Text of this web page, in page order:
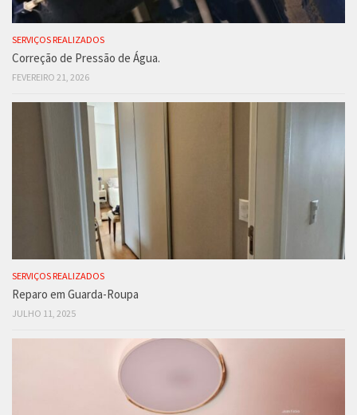
SERVIÇOS REALIZADOS
Correção de Pressão de Água.
FEVEREIRO 21, 2026
SERVIÇOS REALIZADOS
Reparo em Guarda-Roupa
JULHO 11, 2025